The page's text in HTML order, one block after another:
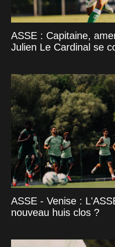
ASSE : Capitaine,
Julien Le Cardinal se
ASSE - Venise :
nouveau huis clos ?